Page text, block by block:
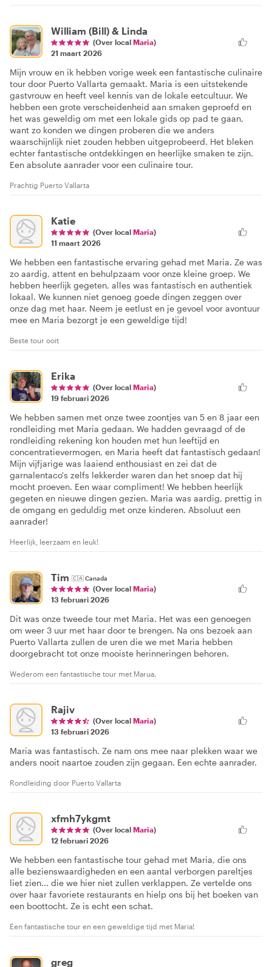
William (Bill) & Linda
(Over local Maria)
21 maart 2026
Mijn vrouw en ik hebben vorige week een fantastische culinaire
tour door Puerto Vallarta gemaakt. Maria is een uitstekende
gastvrouw en heeft veel kennis van de lokale eetcultuur. We
hebben een grote verscheidenheid aan smaken geproefd en
het was geweldig om met een lokale gids op pad te gaan,
want zo konden we dingen proberen die we anders
waarschijnlijk niet zouden hebben uitgeprobeerd. Het bleken
echter fantastische ontdekkingen en heerlijke smaken te zijn.
Een absolute aanrader voor een culinaire tour.
Prachtig Puerto Vallarta
Katie
(Over local Maria)
11 maart 2026
We hebben een fantastische ervaring gehad met Maria. Ze was
zo aardig, attent en behulpzaam voor onze kleine groep. We
hebben heerlijk gegeten, alles was fantastisch en authentiek
lokaal. We kunnen niet genoeg goede dingen zeggen over
onze dag met haar. Neem je eetlust en je gevoel voor avontuur
mee en Maria bezorgt je een geweldige tijd!
Beste tour ooit
Erika
(Over local Maria)
19 februari 2026
We hebben samen met onze twee zoontjes van 5 en 8 jaar een
rondleiding met Maria gedaan. We hadden gevraagd of de
rondleiding rekening kon houden met hun leeftijd en
concentratievermogen, en Maria heeft dat fantastisch gedaan!
Mijn vijfjarige was laaiend enthousiast en zei dat de
garnalentaco's zelfs lekkerder waren dan het snoep dat hij
mocht proeven. Een waar compliment! We hebben heerlijk
gegeten en nieuwe dingen gezien. Maria was aardig, prettig in
de omgang en geduldig met onze kinderen. Absoluut een
aanrader!
Heerlijk, leerzaam en leuk!
Tim 🇨🇦Canada
(Over local Maria)
13 februari 2026
Dit was onze tweede tour met Maria. Het was een genoegen
om weer 3 uur met haar door te brengen. Na ons bezoek aan
Puerto Vallarta zullen de uren die we met Maria hebben
doorgebracht tot onze mooiste herinneringen behoren.
Wederom een fantastische tour met Marua.
Rajiv
(Over local Maria)
13 februari 2026
Maria was fantastisch. Ze nam ons mee naar plekken waar we
anders nooit naartoe zouden zijn gegaan. Een echte aanrader.
Rondleiding door Puerto Vallarta
xfmh7ykgmt
(Over local Maria)
12 februari 2026
We hebben een fantastische tour gehad met Maria, die ons
alle bezienswaardigheden en een aantal verborgen pareltjes
liet zien... die we hier niet zullen verklappen. Ze vertelde ons
over haar favoriete restaurants en hielp ons bij het boeken van
een boottocht. Ze is echt een schat.
Een fantastische tour en een geweldige tijd met Maria!
greg